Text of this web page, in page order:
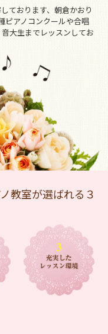
ております、朝倉かおり
ピアノコンクールや合唱
大生までレッスンしてお
教室が選ばれる３